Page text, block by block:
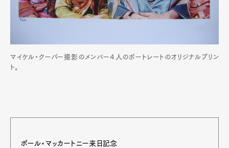
マイケル・クーパー撮影のメンバー４人のポートレートのオリジナルプリン
ト。
ポール・マッカートニー来日記念